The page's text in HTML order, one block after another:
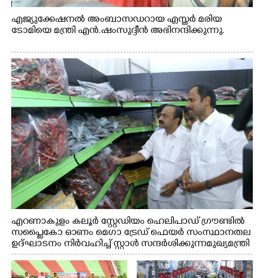
എജ്യുക്കേഷനൽ അംബാസഡറായ എസ്തർ മരിയ
ടോമിയെ മന്ത്രി എൻ.ഷംസുദ്ദീൻ അഭിനന്ദിക്കുന്നു.
എറണാകുളം കലൂർ സ്റ്റേഡിയം ഹെലിപാഡ് ഗ്രൗണ്ടിൽ
സപ്ളൈകോ ഓണം മെഗാ ട്രേഡ് ഫെയർ സംസ്ഥാനതല
ഉദ്ഘാടനം നിർവഹിച്ച് സ്റ്റാൾ സന്ദർശിക്കുന്ന മുഖ്യമന്ത്രി
വി.ഡി. സതീശൻ. മന്ത്രി അനൂപ് ജേക്കബ് സമീപം